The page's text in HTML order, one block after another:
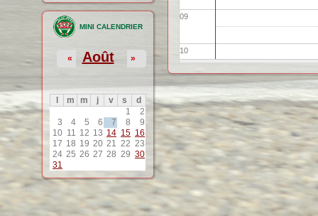
MINI CALENDRIER
Août
« »
m m j v s
d
1
2
3
4 5 6 7 8
9
10 11 12 13 14 15 16
17 18 19 20 21 22 23
24 25 26 27 28 29 30
31
09
10
11
12
13